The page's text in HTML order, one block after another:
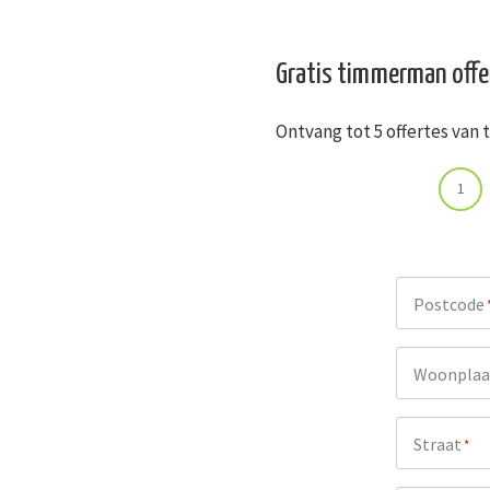
Gratis timmerman
Ontvang tot 5 offertes van
1
Postcode
Straat*